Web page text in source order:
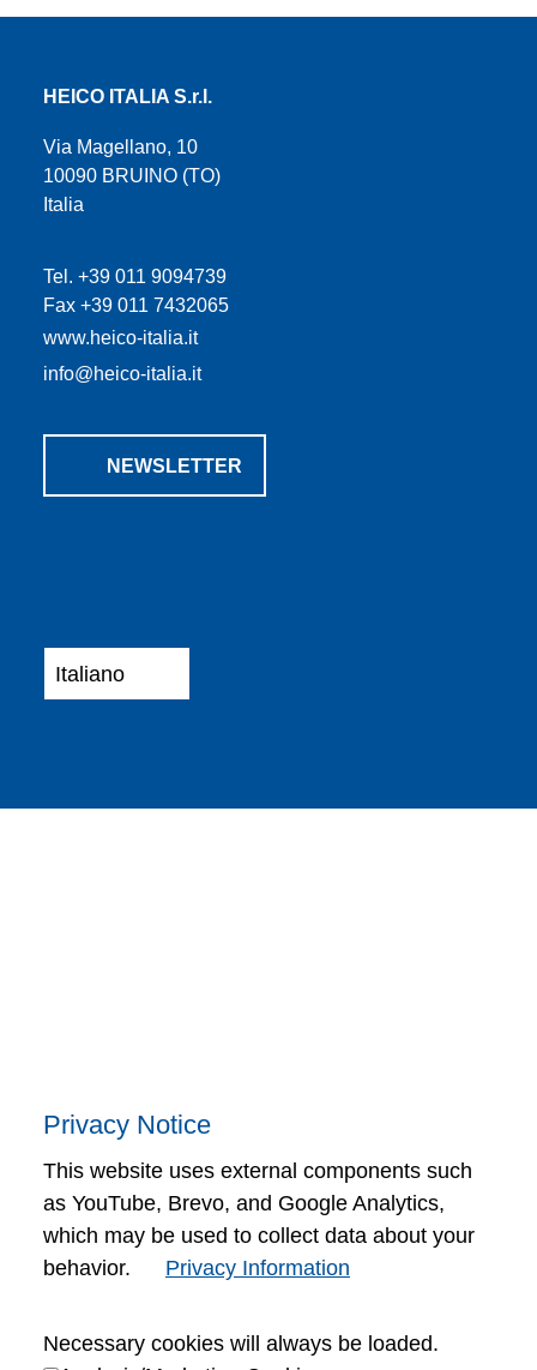
HEICO ITALIA S.r.l.
Via Magellano, 10
10090 BRUINO (TO)
Italia
Tel. +39 011 9094739
Fax +39 011 7432065
www.heico-italia.it
info@heico-italia.it
NEWSLETTER
Privacy Notice
This website uses external components such
as YouTube, Brevo, and Google Analytics,
which may be used to collect data about your
behavior.
Privacy Information
Necessary cookies will always be loaded.